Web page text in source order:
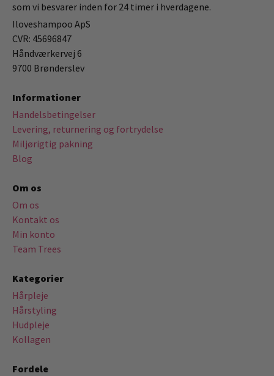
som vi besvarer inden for 24 timer i hverdagene.
Iloveshampoo ApS
CVR: 45696847
Håndværkervej 6
9700 Brønderslev
Informationer
Handelsbetingelser
Levering, returnering og fortrydelse
Miljørigtig pakning
Blog
Om os
Om os
Kontakt os
Min konto
Team Trees
Kategorier
Hårpleje
Hårstyling
Hudpleje
Kollagen
Fordele